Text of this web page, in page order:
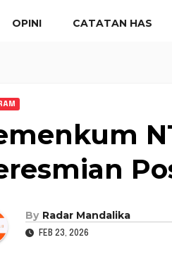
OPINI CATATAN HAS
By Radar Mandalika
FEB 23, 2026